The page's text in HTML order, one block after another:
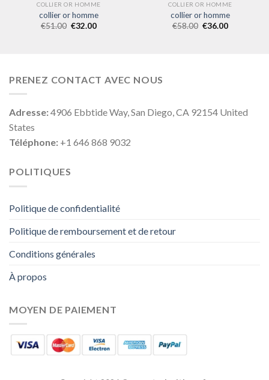
COLLIER OR HOMME
collier or homme
€51.00 €32.00
COLLIER OR HOMME
collier or homme
€58.00 €36.00
PRENEZ CONTACT AVEC NOUS
Adresse:4906 Ebbtide Way, San Diego, CA 92154 United
States
Téléphone: +1 646 868 9032
POLITIQUES
Politique de confidentialité
Politique de remboursement et de retour
Conditions générales
À propos
MOYEN DE PAIEMENT